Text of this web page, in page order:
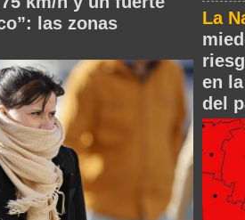
las zonas
La
en
del